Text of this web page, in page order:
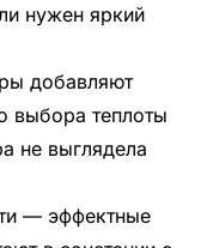
нужен яркий
добавляют
выбора теплоты
не выглядела
— эффектные